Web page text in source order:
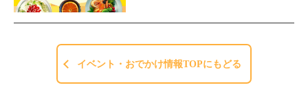
イベント・おでかけ情報TOPにもどる